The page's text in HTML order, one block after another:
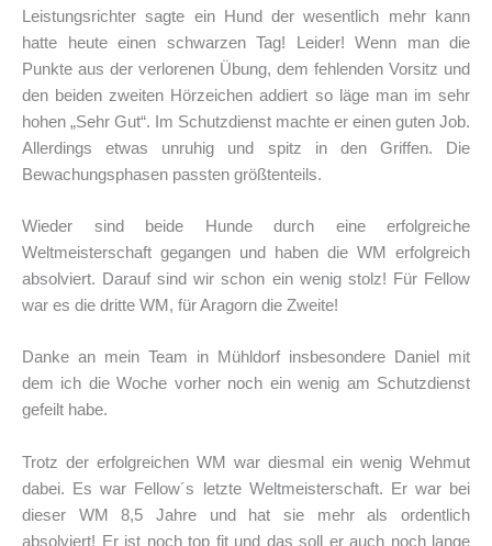
Leistungsrichter sagte ein Hund der wesentlich mehr kann
hatte heute einen schwarzen Tag! Leider! Wenn man die
Punkte aus der verlorenen Übung, dem fehlenden Vorsitz und
den beiden zweiten Hörzeichen addiert so läge man im sehr
hohen „Sehr Gut“. Im Schutzdienst machte er einen guten Job.
Allerdings etwas unruhig und spitz in den Griffen. Die
Bewachungsphasen passten größtenteils.
Wieder sind beide Hunde durch eine erfolgreiche
Weltmeisterschaft gegangen und haben die WM erfolgreich
absolviert. Darauf sind wir schon ein wenig stolz! Für Fellow
war es die dritte WM, für Aragorn die Zweite!
Danke an mein Team in Mühldorf insbesondere Daniel mit
dem ich die Woche vorher noch ein wenig am Schutzdienst
gefeilt habe.
Trotz der erfolgreichen WM war diesmal ein wenig Wehmut
dabei. Es war Fellow´s letzte Weltmeisterschaft. Er war bei
dieser WM 8,5 Jahre und hat sie mehr als ordentlich
absolviert! Er ist noch top fit und das soll er auch noch lange